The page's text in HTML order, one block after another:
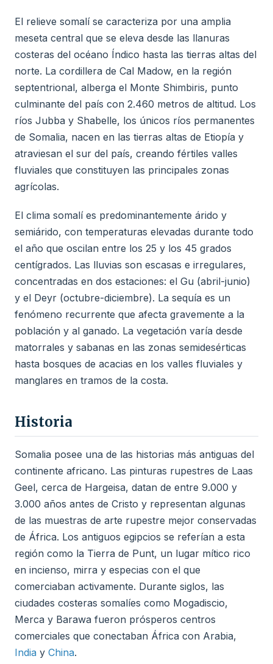
El relieve somalí se caracteriza por una amplia
meseta central que se eleva desde las llanuras
costeras del océano Índico hasta las tierras altas del
norte. La cordillera de Cal Madow, en la región
septentrional, alberga el Monte Shimbiris, punto
culminante del país con 2.460 metros de altitud. Los
ríos Jubba y Shabelle, los únicos ríos permanentes
de Somalia, nacen en las tierras altas de Etiopía y
atraviesan el sur del país, creando fértiles valles
fluviales que constituyen las principales zonas
agrícolas.
El clima somalí es predominantemente árido y
semiárido, con temperaturas elevadas durante todo
el año que oscilan entre los 25 y los 45 grados
centígrados. Las lluvias son escasas e irregulares,
concentradas en dos estaciones: el Gu (abril-junio)
y el Deyr (octubre-diciembre). La sequía es un
fenómeno recurrente que afecta gravemente a la
población y al ganado. La vegetación varía desde
matorrales y sabanas en las zonas semidesérticas
hasta bosques de acacias en los valles fluviales y
manglares en tramos de la costa.
Historia
Somalia posee una de las historias más antiguas del
continente africano. Las pinturas rupestres de Laas
Geel, cerca de Hargeisa, datan de entre 9.000 y
3.000 años antes de Cristo y representan algunas
de las muestras de arte rupestre mejor conservadas
de África. Los antiguos egipcios se referían a esta
región como la Tierra de Punt, un lugar mítico rico
en incienso, mirra y especias con el que
comerciaban activamente. Durante siglos, las
ciudades costeras somalíes como Mogadiscio,
Merca y Barawa fueron prósperos centros
comerciales que conectaban África con Arabia,
India y China.